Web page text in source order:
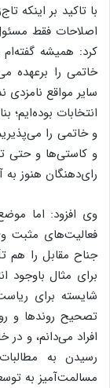
با تاکید بر اینکه
اصلاحات فقط
کرد: همیشه
خاتمی را برعهده
سایر مواقع نامزدی
انتخابات
و خاتمی را
و کاستی‌ها و حتی
رای‌دهنگان هنوز به
وی افزود: اما
فعالیت‌های مثبت
جناح مقابل را هم
برای مثال باوجود
شایسته برای
تصحیح روندها و
افراد می‌دانم، و
رسیدن به
مسالمت‌آمیز به